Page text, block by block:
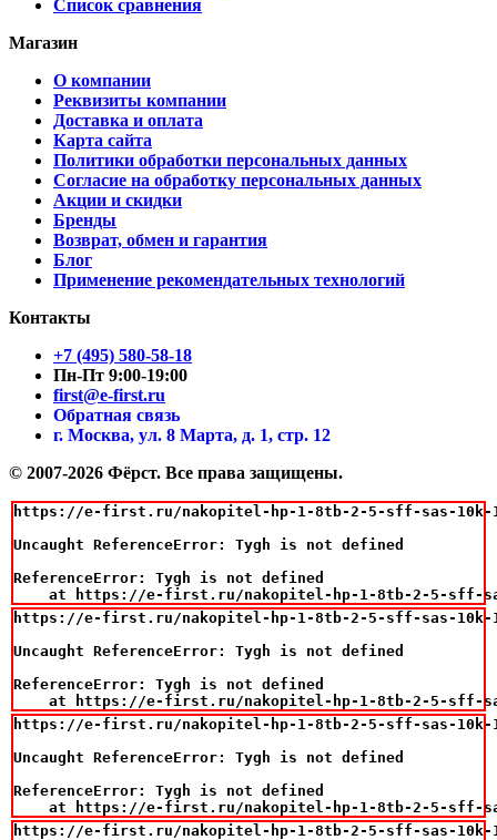
Список сравнения
Магазин
О компании
Реквизиты компании
Доставка и оплата
Карта сайта
Политики обработки персональных данных
Согласие на обработку персональных данных
Акции и скидки
Бренды
Возврат, обмен и гарантия
Блог
Применение рекомендательных технологий
Контакты
+7 (495) 580-58-18
Пн-Пт 9:00-19:00
first@e-first.ru
Обратная связь
г. Москва, ул. 8 Марта, д. 1, стр. 12
© 2007-2026 Фёрст. Все права защищены.
https://e-first.ru/nakopitel-hp-1-8tb-2-5-sff-sas-10k-
Uncaught ReferenceError: Tygh is not defined
ReferenceError: Tygh is not defined
at https://e-first.ru/nakopitel-hp-1-8tb-2-5-
https://e-first.ru/nakopitel-hp-1-8tb-2-5-sff-sas-10k-
Uncaught ReferenceError: Tygh is not defined
ReferenceError: Tygh is not defined
at https://e-first.ru/nakopitel-hp-1-8tb-2-5-
https://e-first.ru/nakopitel-hp-1-8tb-2-5-sff-sas-10k-
Uncaught ReferenceError: Tygh is not defined
ReferenceError: Tygh is not defined
at https://e-first.ru/nakopitel-hp-1-8tb-2-5-
https://e-first.ru/nakopitel-hp-1-8tb-2-5-sff-sas-10k-